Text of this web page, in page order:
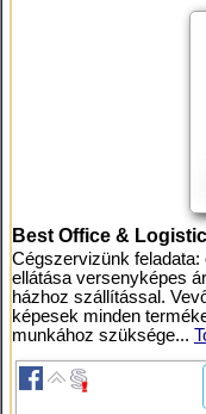
Best Office &
Cégszervizünk
ellátása versenyképes
házhoz szállítással.
képesek minden
munkához szüksége...